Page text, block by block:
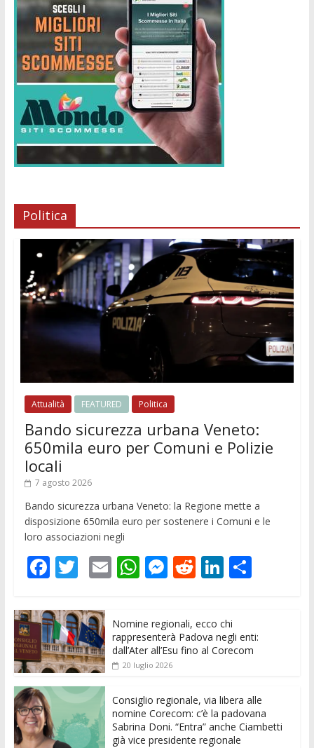
Politica
Attualità FEATURED Politica
Bando sicurezza urbana Veneto:
650mila euro per Comuni e Polizie
locali
7 agosto 2026
Bando sicurezza urbana Veneto: la Regione mette a
disposizione 650mila euro per sostenere i Comuni e le
loro associazioni negli
F
e
b
o
o
k
T
itt
er
E
l
W
s
A
p
p
M
ss
e
n
er
R
di
t
Li
k
e
dI
C
di
vi
Nomine regionali, ecco chi
rappresenterà Padova negli enti:
dall’Ater all’Esu fino al Corecom
20 luglio 2026
Consiglio regionale, via libera alle
nomine Corecom: c’è la padovana
Sabrina Doni. “Entra” anche Ciambetti
già vice presidente regionale